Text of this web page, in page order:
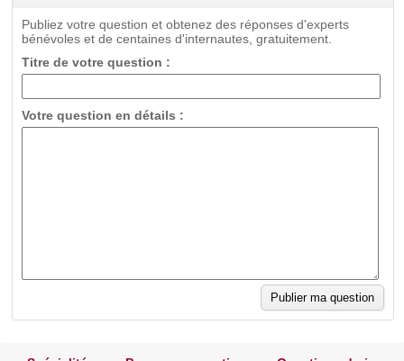
Publiez votre question et obtenez des réponses d'experts
bénévoles et de centaines d'internautes, gratuitement.
Titre de votre question :
Votre question en détails :